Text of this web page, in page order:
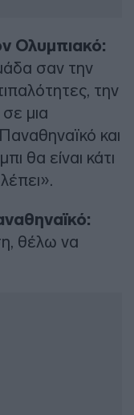
Ολυμπιακό:
σαν την
την
μια
και
θα είναι κάτι
θέλω να